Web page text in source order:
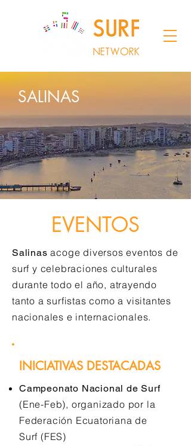
SALINAS
EVENTOS
Salinas acoge diversos eventos de
surf y celebraciones culturales
durante todo el año, atrayendo
tanto a surfistas como a visitantes
nacionales e internacionales.
INICIATIVAS DESTACADAS
Campeonato Nacional de Surf
(Ene-Feb), organizado por la
Federación Ecuatoriana de
Surf (FES)